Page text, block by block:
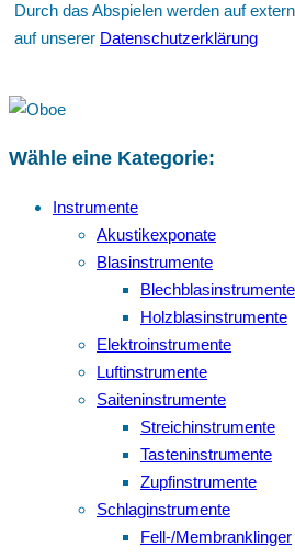
Durch das Abspielen werden auf
auf unserer Datenschutzerklärung
Wähle eine Kategorie:
Instrumente
Akustikexponate
Blasinstrumente
Blechblasinstrumente
Holzblasinstrumente
Elektroinstrumente
Luftinstrumente
Saiteninstrumente
Streichinstrumente
Tasteninstrumente
Zupfinstrumente
Schlaginstrumente
Fell-/Membranklinger